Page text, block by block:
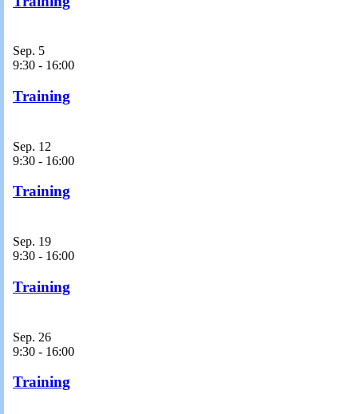
Sep. 5
9:30 - 16:00
Training
Sep. 12
9:30 - 16:00
Training
Sep. 19
9:30 - 16:00
Training
Sep. 26
9:30 - 16:00
Training